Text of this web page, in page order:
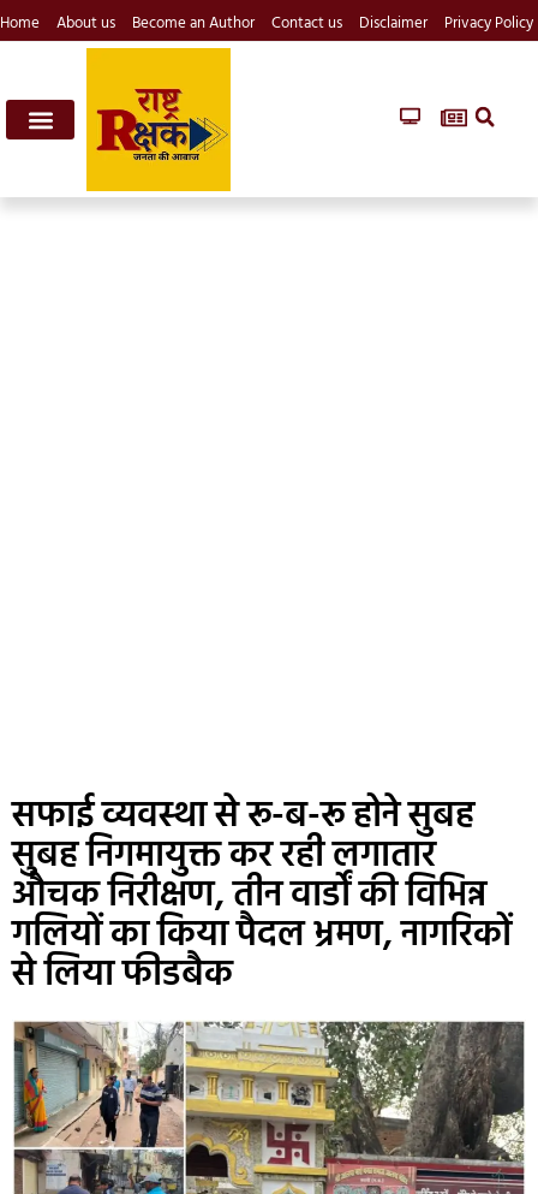
Home About us Become an Author Contact us Disclaimer Privacy Policy
सफाई व्यवस्था से रू-ब-रू होने सुबह
सुबह निगमायुक्त कर रही लगातार
औचक निरीक्षण, तीन वार्डों की विभिन्न
गलियों का किया पैदल भ्रमण, नागरिकों
से लिया फीडबैक